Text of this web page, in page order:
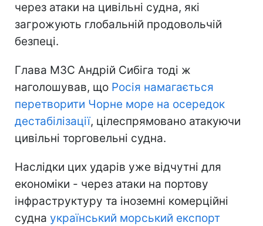
через атаки на цивільні судна, які
загрожують глобальній продовольчій
безпеці.
Глава МЗС Андрій Сибіга тоді ж
наголошував, що Росія намагається
перетворити Чорне море на осередок
дестабілізації, цілеспрямовано атакуючи
цивільні торговельні судна.
Наслідки цих ударів уже відчутні для
економіки - через атаки на портову
інфраструктуру та іноземні комерційні
судна український морський експорт